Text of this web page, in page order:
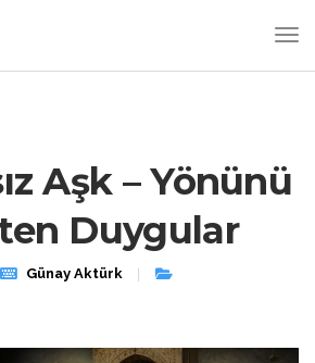
Aşk – Yönünü
Duygular
Günay Aktürk